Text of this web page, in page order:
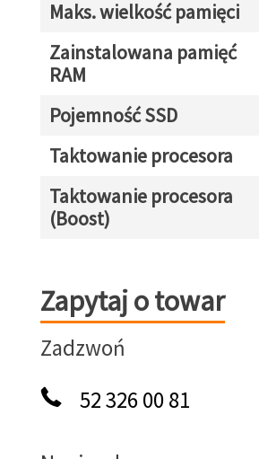
Maks. wielkość pamięci
Zainstalowana pamięć
RAM
Pojemność SSD
Taktowanie procesora
Taktowanie procesora
(Boost)
Zapytaj o towar
Zapytaj o towar
Zadzwoń
52 326 00 81